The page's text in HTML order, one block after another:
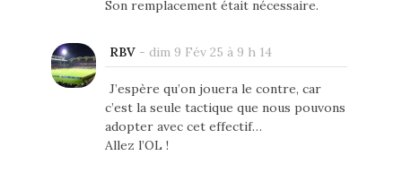
Son remplacement était nécessaire.
RBV- dim 9 Fév 25 à 9 h 14
J’espère qu’on jouera le contre, car
c’est la seule tactique que nous pouvons
adopter avec cet effectif…
Allez l’OL !